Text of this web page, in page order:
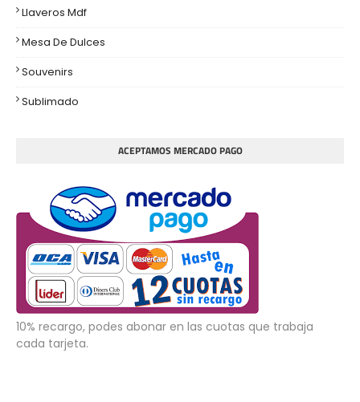
Llaveros Mdf
Mesa De Dulces
Souvenirs
Sublimado
ACEPTAMOS MERCADO PAGO
10% recargo, podes abonar en las cuotas que trabaja
cada tarjeta.